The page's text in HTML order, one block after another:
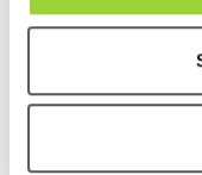
Met Android Auto
toestel
Speel berichten
toestel af en